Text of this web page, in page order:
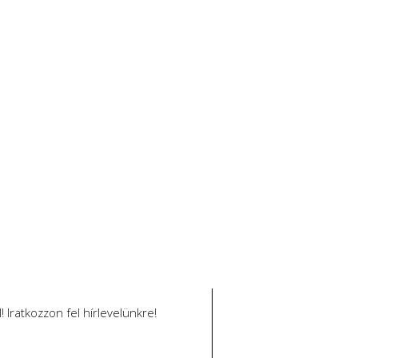
Iratkozzon fel hírlevelünkre!